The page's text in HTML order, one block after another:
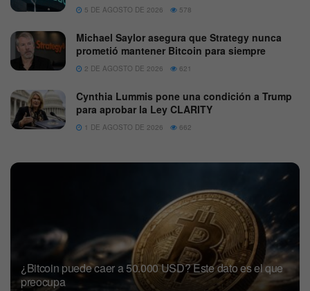
5 DE AGOSTO DE 2026 578
Michael Saylor asegura que Strategy nunca
prometió mantener Bitcoin para siempre
2 DE AGOSTO DE 2026 621
Cynthia Lummis pone una condición a Trump
para aprobar la Ley CLARITY
1 DE AGOSTO DE 2026 662
¿Bitcoin puede caer a 50.000 USD? Este dato es el que
preocupa